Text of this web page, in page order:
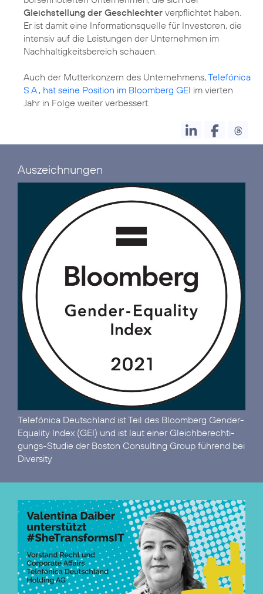
Gleichstellung der Geschlechter verpflichtet haben.
Er ist damit eine Informationsquelle für Investoren, die
intensiv auf die Leistungen der Unternehmen im
Nachhaltigkeitsbereich schauen.
Auch der Mutterkonzern des Unternehmens, Telefónica
S.A., hat seine Position im Bloomberg GEI im vierten
Jahr in Folge weiter verbessert.
Auszeichnungen
Telefónica Deutschland istTeil des Bloomberg Gender-
Equality Index (GEI) und ist laut einer Gleich­berechti­
gungs-Studie der Boston Consulting Group führend bei
Diversity